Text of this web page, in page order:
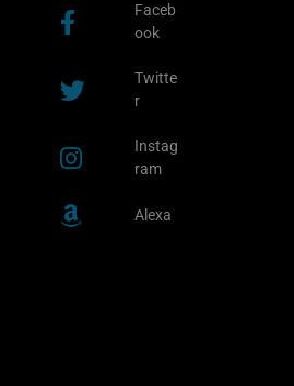
Faceb
ook
Twitte
r
Instag
ram
Alexa